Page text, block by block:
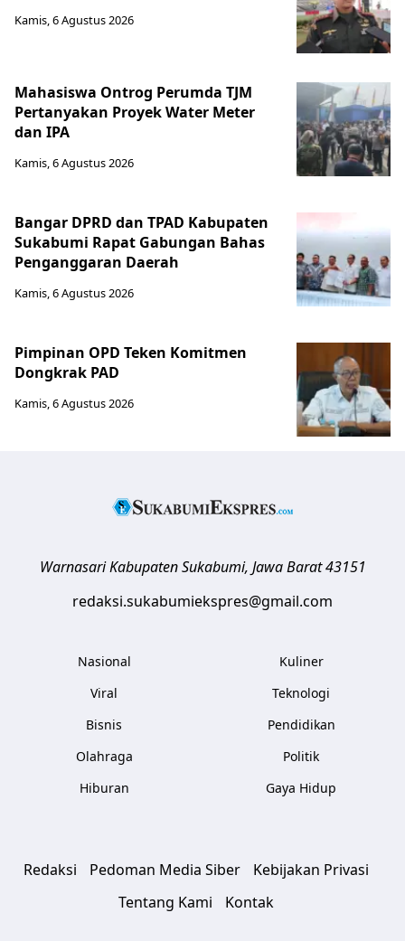
Kamis, 6 Agustus 2026
Mahasiswa Ontrog Perumda TJM
Pertanyakan Proyek Water Meter
dan IPA
Kamis, 6 Agustus 2026
Bangar DPRD dan TPAD Kabupaten
Sukabumi Rapat Gabungan Bahas
Penganggaran Daerah
Kamis, 6 Agustus 2026
Pimpinan OPD Teken Komitmen
Dongkrak PAD
Kamis, 6 Agustus 2026
Warnasari Kabupaten Sukabumi, Jawa Barat 43151
redaksi.sukabumiekspres@gmail.com
Nasional
Viral
Bisnis
Olahraga
Hiburan
Kuliner
Teknologi
Pendidikan
Politik
Gaya Hidup
Redaksi Pedoman Media Siber
Kebijakan Privasi
Tentang Kami
Kontak